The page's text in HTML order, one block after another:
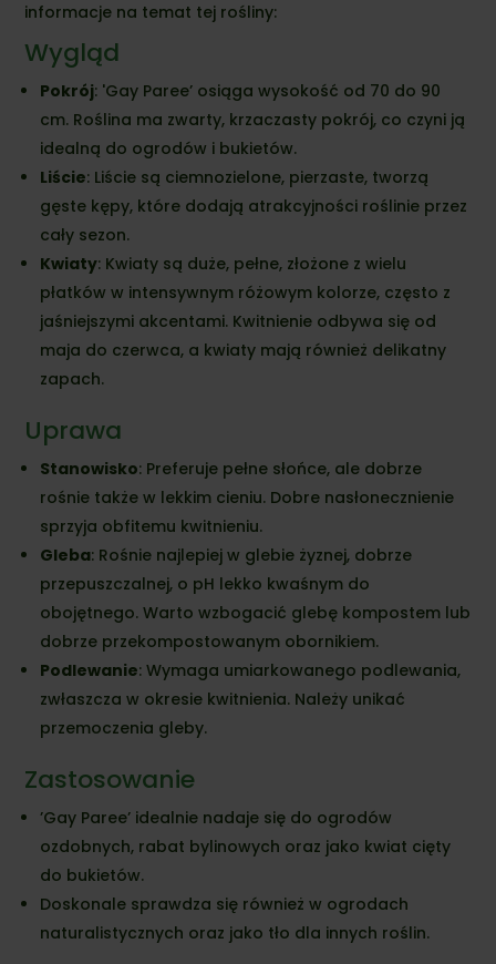
informacje na temat tej rośliny:
Wygląd
Pokrój: 'Gay Paree’ osiąga wysokość od 70 do 90
cm. Roślina ma zwarty, krzaczasty pokrój, co czyni ją
idealną do ogrodów i bukietów.
Liście: Liście są ciemnozielone, pierzaste, tworzą
gęste kępy, które dodają atrakcyjności roślinie przez
cały sezon.
Kwiaty: Kwiaty są duże, pełne, złożone z wielu
płatków w intensywnym różowym kolorze, często z
jaśniejszymi akcentami. Kwitnienie odbywa się od
maja do czerwca, a kwiaty mają również delikatny
zapach.
Uprawa
Stanowisko: Preferuje pełne słońce, ale dobrze
rośnie także w lekkim cieniu. Dobre nasłonecznienie
sprzyja obfitemu kwitnieniu.
Gleba: Rośnie najlepiej w glebie żyznej, dobrze
przepuszczalnej, o pH lekko kwaśnym do
obojętnego. Warto wzbogacić glebę kompostem lub
dobrze przekompostowanym obornikiem.
Podlewanie: Wymaga umiarkowanego podlewania,
zwłaszcza w okresie kwitnienia. Należy unikać
przemoczenia gleby.
Zastosowanie
’Gay Paree’ idealnie nadaje się do ogrodów
ozdobnych, rabat bylinowych oraz jako kwiat cięty
do bukietów.
Doskonale sprawdza się również w ogrodach
naturalistycznych oraz jako tło dla innych roślin.